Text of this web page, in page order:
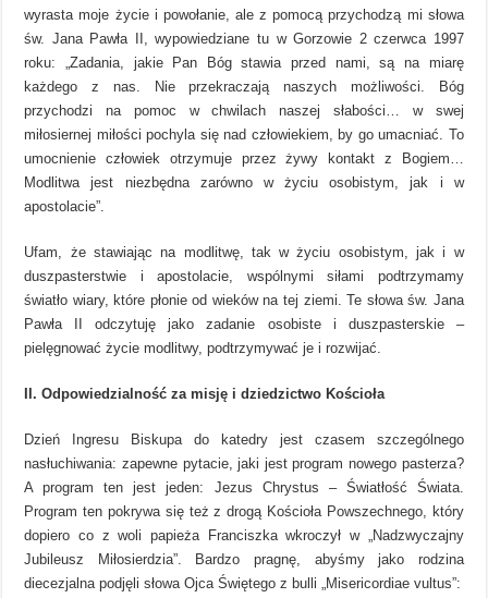
wyrasta moje życie i powołanie, ale z pomocą przychodzą mi słowa
św. Jana Pawła II, wypowiedziane tu w Gorzowie 2 czerwca 1997
roku: „Zadania, jakie Pan Bóg stawia przed nami, są na miarę
każdego z nas. Nie przekraczają naszych możliwości. Bóg
przychodzi na pomoc w chwilach naszej słabości… w swej
miłosiernej miłości pochyla się nad człowiekiem, by go umacniać. To
umocnienie człowiek otrzymuje przez żywy kontakt z Bogiem…
Modlitwa jest niezbędna zarówno w życiu osobistym, jak i w
apostolacie”.
Ufam, że stawiając na modlitwę, tak w życiu osobistym, jak i w
duszpasterstwie i apostolacie, wspólnymi siłami podtrzymamy
światło wiary, które płonie od wieków na tej ziemi. Te słowa św. Jana
Pawła II odczytuję jako zadanie osobiste i duszpasterskie –
pielęgnować życie modlitwy, podtrzymywać je i rozwijać.
II. Odpowiedzialność za misję i dziedzictwo Kościoła
Dzień Ingresu Biskupa do katedry jest czasem szczególnego
nasłuchiwania: zapewne pytacie, jaki jest program nowego pasterza?
A program ten jest jeden: Jezus Chrystus – Światłość Świata.
Program ten pokrywa się też z drogą Kościoła Powszechnego, który
dopiero co z woli papieża Franciszka wkroczył w „Nadzwyczajny
Jubileusz Miłosierdzia”. Bardzo pragnę, abyśmy jako rodzina
diecezjalna podjęli słowa Ojca Świętego z bulli „Misericordiae vultus”: